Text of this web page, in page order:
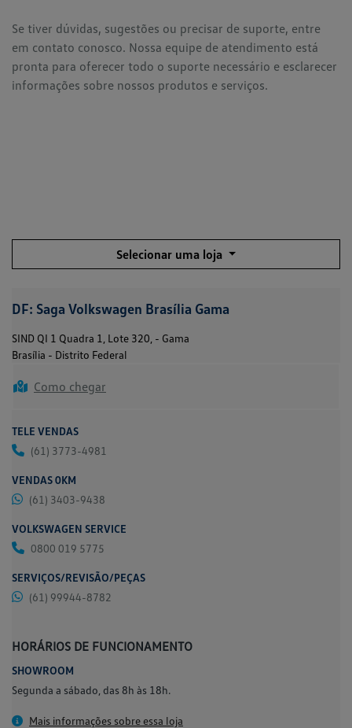
Se tiver dúvidas, sugestões ou precisar de suporte, entre
em contato conosco. Nossa equipe de atendimento está
pronta para oferecer todo o suporte necessário e esclarecer
informações sobre nossos produtos e serviços.
Selecionar uma loja
DF: Saga Volkswagen Brasília Gama
SIND QI 1 Quadra 1, Lote 320, - Gama
Brasília - Distrito Federal
Como chegar
TELE VENDAS
(61) 3773-4981
VENDAS 0KM
(61) 3403-9438
VOLKSWAGEN SERVICE
0800 019 5775
SERVIÇOS/REVISÃO/PEÇAS
(61) 99944-8782
HORÁRIOS DE FUNCIONAMENTO
SHOWROOM
Segunda a sábado, das 8h às 18h.
Mais informações sobre essa loja